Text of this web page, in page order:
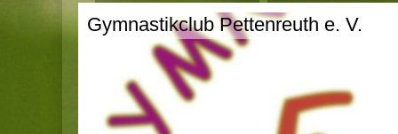
Gymnastikclub Pettenreuth e. V.